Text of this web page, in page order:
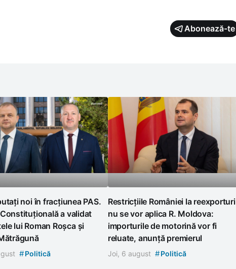
Abonează-te
noi în fracțiunea PAS.
a validat
lui Roman Roșca și
#Politică
Restricțiile României la reexporturi
nu se vor aplica R. Moldova:
importurile de motorină vor fi
reluate, anunță premierul
Joi, 6 august #Politică